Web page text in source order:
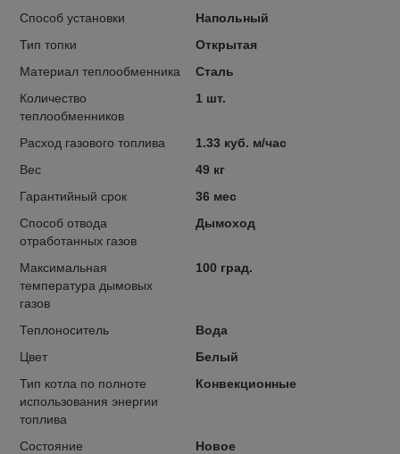
Способ установки
Напольный
Тип топки
Открытая
Материал теплообменника
Сталь
Количество
теплообменников
1 шт.
Расход газового топлива
1.33 куб. м/час
Вес
49 кг
Гарантийный срок
36 мес
Способ отвода
отработанных газов
Дымоход
Максимальная
температура дымовых
газов
100 град.
Теплоноситель
Вода
Цвет
Белый
Тип котла по полноте
использования энергии
топлива
Конвекционные
Состояние Новое